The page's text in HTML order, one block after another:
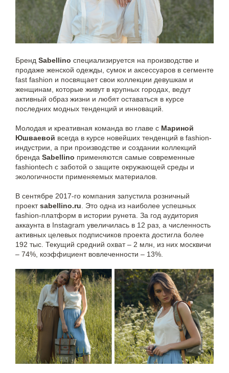
Бренд Sabellino специализируется на производстве и
продаже женской одежды, сумок и аксессуаров в сегменте
fast fashion и посвящает свои коллекции девушкам и
женщинам, которые живут в крупных городах, ведут
активный образ жизни и любят оставаться в курсе
последних модных тенденций и инноваций.
Молодая и креативная команда во главе с Мариной
Юшваевой всегда в курсе новейших тенденций в fashion-
индустрии, а при производстве и создании коллекций
бренда Sabellino применяются самые современные
fashiontech с заботой о защите окружающей среды и
экологичности применяемых материалов.
В сентябре 2017-го компания запустила розничный
проектsabellino.ru. Это одна из наиболее успешных
fashion-платформ в истории рунета. За год аудитория
аккаунта в Instagram увеличилась в 12 раз, а численность
активных целевых подписчиков проекта достигла более
192 тыс. Текущий средний охват – 2 млн, из них москвичи
– 74%, коэффициент вовлеченности – 13%.